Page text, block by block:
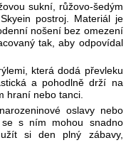
sukní, růžovo-šedým
postroj. Materiál je
nošení bez omezení
tak, aby odpovídal
která dodá převleku
a pohodlně drží na
hraní nebo tanci.
oslavy nebo
s ním mohou snadno
si den plný zábavy,